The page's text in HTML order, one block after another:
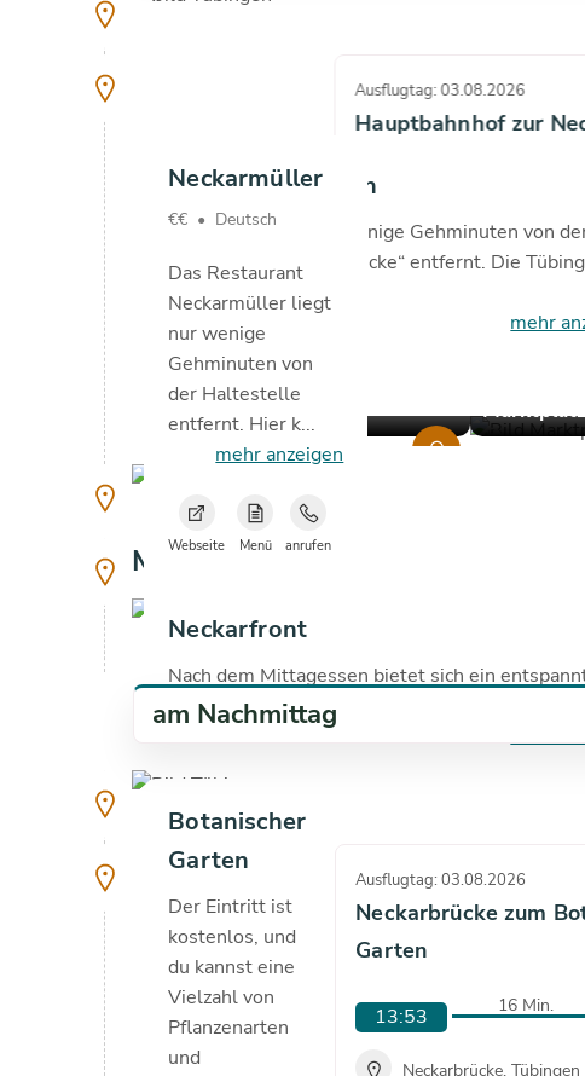
Ausflugtag: 03.08.2026
Hauptbahnhof zur
08:57
Hauptbahnhof, Tübingen
Details anzeigen
copyright
°C
Altstadt Tübingen
Die Altstadt ist nur wenige Gehminuten von
Haltestelle „Neckarbrücke“ entfernt. Die
Al...
mehr
Highlights
copyright
Rathaus
copyright
Mittagessen
copyright
Neckarmüller
€€ • Deutsch
Das Restaurant
Neckarmüller liegt
nur wenige
Gehminuten von
der Haltestelle
entfernt. Hier k...
mehr anzeigen
Webseite Menü anrufen
am Nachmittag
copyright
Neckarfront
Nach dem Mittagessen bietet sich ein
Spaziergang entlang des Neckars an. Genieß...
Ausflugtag: 03.08.2026
Neckarbrücke zum
Garten
13:53 16 Min.
Neckarbrücke, Tübingen
Botanischer
Garten
Der Eintritt ist
kostenlos, und
du kannst eine
Vielzahl von
Pflanzenarten
und